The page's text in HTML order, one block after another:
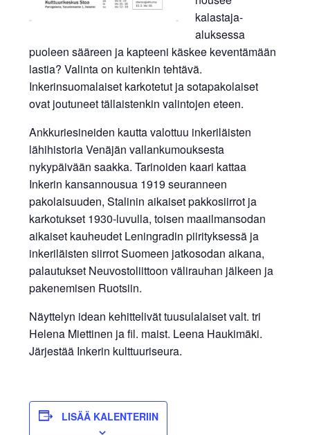
PERHEALBUMI
VIRTUAALI-INKERI
BLOGI
YHTEYSTIEDOT
kalastaja-
aluksessa
puoleen sääreen ja kapteeni käskee keventämään
lastia? Valinta on kuitenkin tehtävä.
Inkerinsuomalaiset karkotetut ja sotapakolaiset
ovat joutuneet tällaistenkin valintojen eteen.
Ankkuriesineiden kautta valottuu inkeriläisten
lähihistoria Venäjän vallankumouksesta
nykypäivään saakka. Tarinoiden kaari kattaa
Inkerin kansannousua 1919 seuranneen
pakolaisuuden, Stalinin aikaiset pakkosiirrot ja
karkotukset 1930-luvulla, toisen maailmansodan
aikaiset kauheudet Leningradin piirityksessä ja
inkeriläisten siirrot Suomeen jatkosodan aikana,
palautukset Neuvostoliittoon välirauhan jälkeen ja
pakenemisen Ruotsiin.
Näyttelyn idean kehittelivät tuusulalaiset valt. tri
Helena Miettinen ja fil. maist. Leena Haukimäki.
Järjestää Inkerin kulttuuriseura.
LISÄÄ KALENTERIIN